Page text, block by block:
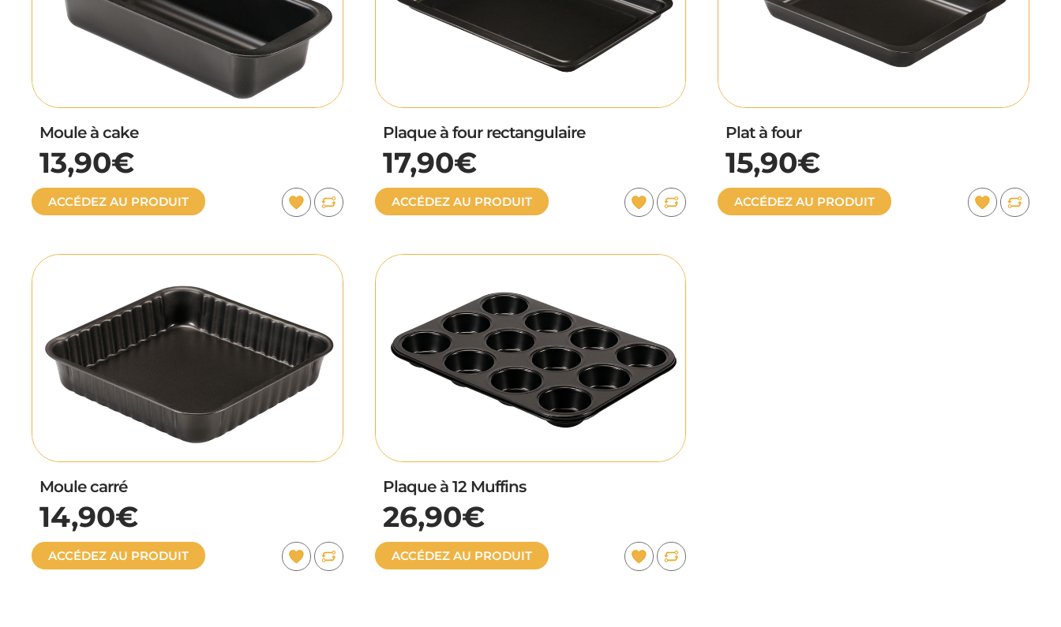
Moule à cake
13,90€
ACCÉDEZ AU PRODUIT
Plaque à four rectangulaire
17,90€
ACCÉDEZ AU PRODUIT
Plat à four
15,90€
ACCÉDEZ AU PRODUIT
Moule carré
14,90€
ACCÉDEZ AU PRODUIT
Plaque à 12 Muffins
26,90€
ACCÉDEZ AU PRODUIT